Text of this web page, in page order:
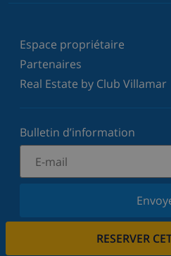
RESERVER
Espace propriétaire
Partenaires
Real Estate by Club Villamar
Bulletin d’information
Inscrivez-vous à notre